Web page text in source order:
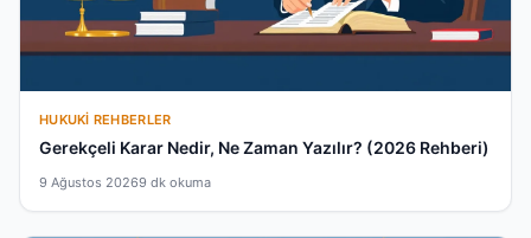
HUKUKI REHBERLER
Gerekçeli Karar Nedir, Ne Zaman Yazılır? (2026 Rehberi)
9 Ağustos 20269 dk okuma